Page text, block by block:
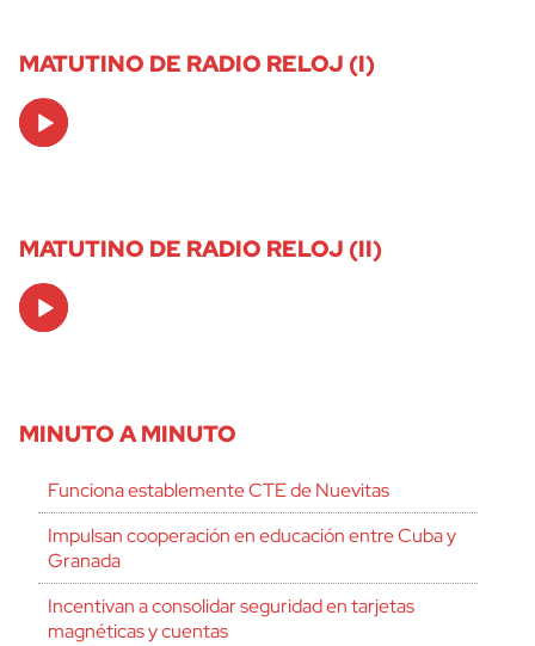
MATUTINO DE RADIO RELOJ (I)
Audio
Player
MATUTINO DE RADIO RELOJ (II)
Audio
Player
MINUTO A MINUTO
Funciona establemente CTE de Nuevitas
Impulsan cooperación en educación entre Cuba y
Granada
Incentivan a consolidar seguridad en tarjetas
magnéticas y cuentas